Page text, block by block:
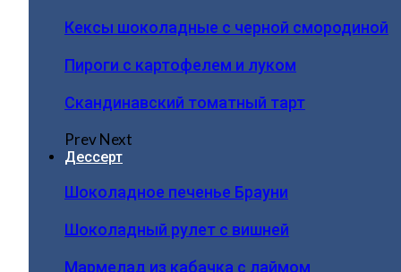
Кексы шоколадные с черной смородиной
Пироги c картофелем и луком
Скандинавский томатный тарт
PrevNext
Дессерт
Шоколадное печенье Брауни
Шоколадный рулет с вишней
Мармелад из кабачка с лаймом